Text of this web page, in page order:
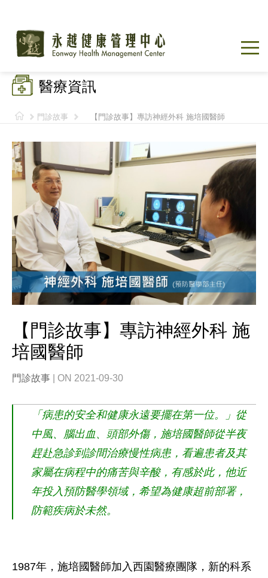
醫療資訊
門診故事 【門診故事】專訪神經外科 施培國醫師
【門診故事】專訪神經外科 施
培國醫師
門診故事 | ON 2021-09-30
「病患的安全和健康永遠要擺在第一位。」從
中風、腦出血、頭部外傷，施培國醫師從半夜
趕赴急診到診間治療慢性病患，看遍患者及其
家屬在病程中的痛苦與辛酸，有感於此，他近
年投入預防醫學領域，希望為健康超前部署，
防範疾病於未然。
1987年，施培國醫師加入西園醫療團隊，新的科系